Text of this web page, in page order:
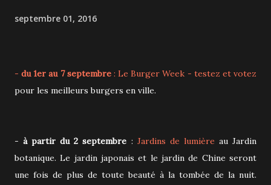
septembre 01, 2016
-du 1er au 7 septembre:Le Burger Week - testez et votez
pour les meilleurs burgers en ville.
-à partir du 2 septembre : Jardins de lumière au Jardin
botanique. Le jardin japonais et le jardin de Chine seront
une fois de plus de toute beauté à la tombée de la nuit.